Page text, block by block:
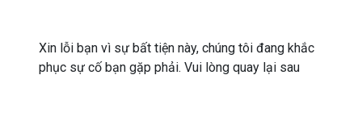
Xin lỗi bạn vì sự bất tiện này, chúng tôi đang khắc
phục sự cố bạn gặp phải. Vui lòng quay lại sau